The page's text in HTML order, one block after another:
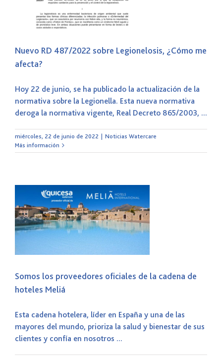
Nuevo RD 487/2022 sobre Legionelosis, ¿Cómo me
afecta?
Hoy 22 de junio, se ha publicado la actualización de la
normativa sobre la Legionella. Esta nueva normativa
deroga la normativa vigente, Real Decreto 865/2003, ...
miércoles, 22 de junio de 2022
Noticias Watercare
Más información
Somos los proveedores oficiales de la cadena de
hoteles Meliá
Esta cadena hotelera, líder en España y una de las
mayores del mundo, prioriza la salud y bienestar de sus
clientes y confía en nosotros ...